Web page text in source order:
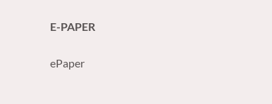
E-PAPER
ePaper